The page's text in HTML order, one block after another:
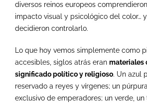
diversos reinos europeos
impacto visual y psicológico del color…
decidieron controlarlo.
Lo que hoy vemos simplemente como
accesibles, siglos atrás eran materiales
significado político y religioso. Un azul
reservado a reyes y vírgenes; un
exclusivo de emperadores; un verde,